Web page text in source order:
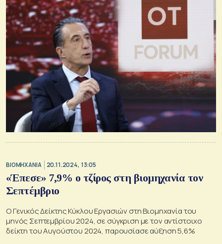
ΒΙΟΜΗΧΑΝΙΑ 20.11.2024, 13:05
«Έπεσε» 7,9% ο τζίρος στη βιομηχανία τον
Σεπτέμβριο
Ο Γενικός Δείκτης Κύκλου Εργασιών στη Βιομηχανία του
μηνός Σεπτεμβρίου 2024, σε σύγκριση με τον αντίστοιχο
δείκτη του Αυγούστου 2024, παρουσίασε αύξηση 5,6%